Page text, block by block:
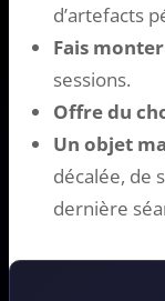
d’artefacts
Fais
sessions.
Offre du
Un objet
décalée, de
dernière